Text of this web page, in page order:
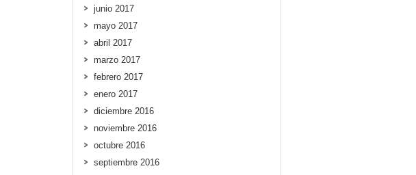
junio 2017
mayo 2017
abril 2017
marzo 2017
febrero 2017
enero 2017
diciembre 2016
noviembre 2016
octubre 2016
septiembre 2016